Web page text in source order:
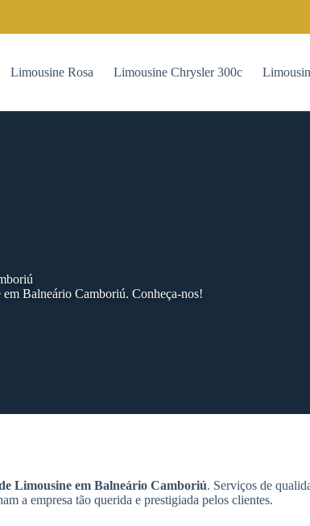
Limousine Rosa Limousine Chrysler 300c
Balneário Camboriú. Conheça-nos!
Limousine em Balneário Camboriú. Serviços de
a empresa tão querida e prestigiada pelos clientes.